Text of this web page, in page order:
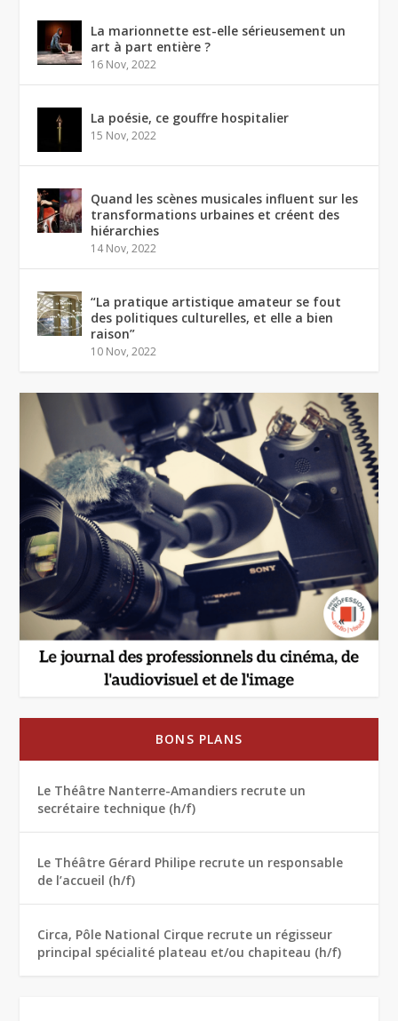
La marionnette est-elle sérieusement un
art à part entière ?
16 Nov, 2022
La poésie, ce gouffre hospitalier
15 Nov, 2022
Quand les scènes musicales influent sur les
transformations urbaines et créent des
hiérarchies
14 Nov, 2022
“La pratique artistique amateur se fout
des politiques culturelles, et elle a bien
raison”
10 Nov, 2022
BONS PLANS
Le Théâtre Nanterre-Amandiers recrute un
secrétaire technique (h/f)
Le Théâtre Gérard Philipe recrute un responsable
de l’accueil (h/f)
Circa, Pôle National Cirque recrute un régisseur
principal spécialité plateau et/ou chapiteau (h/f)